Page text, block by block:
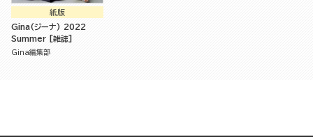
紙版
Gina(ジーナ) 2022
Summer [雑誌]
Gina編集部